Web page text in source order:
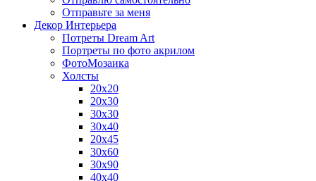
Отправьте за меня
Декор Интерьера
Потреты Dream Art
Портреты по фото акрилом
ФотоМозаика
Холсты
20х20
20х30
30х30
30х40
20х45
30х60
30х90
40х40